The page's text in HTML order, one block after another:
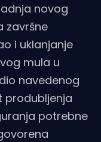
novog
završne
i uklanjanje
mula u
navedenog
produbljenja
potrebne